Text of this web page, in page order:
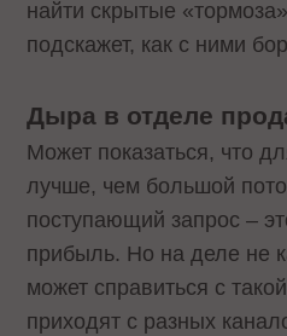
найти скрытые
подскажет, как с ними
Дыра в отделе
Может показаться, что
лучше, чем большой
поступающий запрос –
прибыль. Но на деле не
может справиться с
приходят с разных